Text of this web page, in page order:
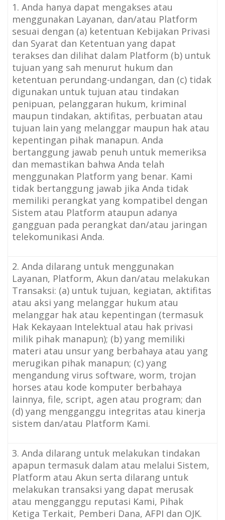
1. Anda hanya dapat mengakses atau
menggunakan Layanan, dan/atau Platform
sesuai dengan (a) ketentuan Kebijakan Privasi
dan Syarat dan Ketentuan yang dapat
terakses dan dilihat dalam Platform (b) untuk
tujuan yang sah menurut hukum dan
ketentuan perundang-undangan, dan (c) tidak
digunakan untuk tujuan atau tindakan
penipuan, pelanggaran hukum, kriminal
maupun tindakan, aktifitas, perbuatan atau
tujuan lain yang melanggar maupun hak atau
kepentingan pihak manapun. Anda
bertanggung jawab penuh untuk memeriksa
dan memastikan bahwa Anda telah
menggunakan Platform yang benar. Kami
tidak bertanggung jawab jika Anda tidak
memiliki perangkat yang kompatibel dengan
Sistem atau Platform ataupun adanya
gangguan pada perangkat dan/atau jaringan
telekomunikasi Anda.
2. Anda dilarang untuk menggunakan
Layanan, Platform, Akun dan/atau melakukan
Transaksi: (a) untuk tujuan, kegiatan, aktifitas
atau aksi yang melanggar hukum atau
melanggar hak atau kepentingan (termasuk
Hak Kekayaan Intelektual atau hak privasi
milik pihak manapun); (b) yang memiliki
materi atau unsur yang berbahaya atau yang
merugikan pihak manapun; (c) yang
mengandung virus software, worm, trojan
horses atau kode komputer berbahaya
lainnya, file, script, agen atau program; dan
(d) yang mengganggu integritas atau kinerja
sistem dan/atau Platform Kami.
3. Anda dilarang untuk melakukan tindakan
apapun termasuk dalam atau melalui Sistem,
Platform atau Akun serta dilarang untuk
melakukan transaksi yang dapat merusak
atau mengganggu reputasi Kami, Pihak
Ketiga Terkait, Pemberi Dana, AFPI dan OJK.